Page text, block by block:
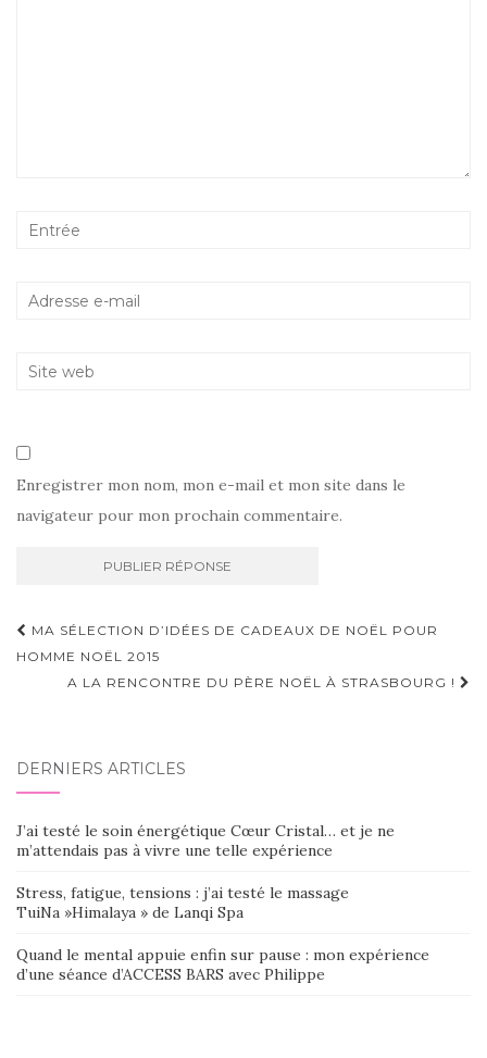
Enregistrer mon nom, mon e-mail et mon site dans le
navigateur pour mon prochain commentaire.
Navigation
d'article
MA SÉLECTION D’IDÉES DE CADEAUX DE NOËL POUR
HOMME NOËL 2015
A LA RENCONTRE DU PÈRE NOËL À STRASBOURG !
DERNIERS ARTICLES
J’ai testé le soin énergétique Cœur Cristal… et je ne
m’attendais pas à vivre une telle expérience
Stress, fatigue, tensions : j’ai testé le massage
TuiNa »Himalaya » de Lanqi Spa
Quand le mental appuie enfin sur pause : mon expérience
d’une séance d’ACCESS BARS avec Philippe